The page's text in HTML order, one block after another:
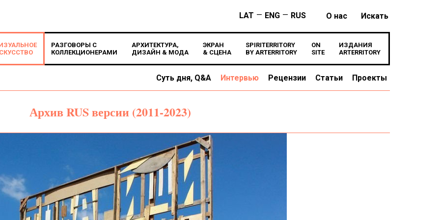
О нас Искать
LAT — ENG — RUS
РАЗГОВОРЫ С
КОЛЛЕКЦИОНЕРАМИ
АРХИТЕКТУРА,
ДИЗАЙН & МОДА
ЭКРАН
& СЦЕНА
SPIRITERRITORY
BY ARTERRITORY
ON
SITE
ИЗДАНИЯ
ARTERRITORY
Суть дня, Q&A Интервью Рецензии Статьи Проекты
Архив RUS версии (2011-2023)